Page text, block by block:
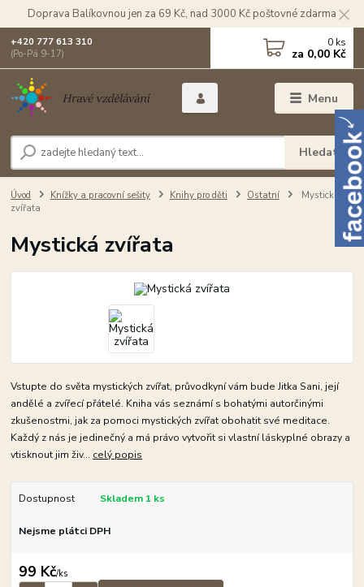
Doprava Balíkovnou jen za 69 Kč, nad 3000 Kč poštovné zdarma
Menu
Hledat
+420 777 613 310
(Po-Pá 9-17)
0 ks
za 0,00 Kč
Úvod Knížky a pracovní sešity Knihy pro děti Ostatní
Mystická
zvířata
Mystická zvířata
Vstupte do světa mystických zvířat, průvodkyní vám bude Jitka Sani, její
andělé a zvířecí přátelé. Kniha vás seznámí s bohatými autorčinými
zkušenostmi, jak za pomoci mystických zvířat obohatit své meditace.
Každý z nás je jedinečný a má právo vytvořit si vlastní láskyplné obrazy a
vtisknout jim živ... celý popis
Dostupnost Skladem 1 ks
Nejsme plátci DPH
99 Kč/ks